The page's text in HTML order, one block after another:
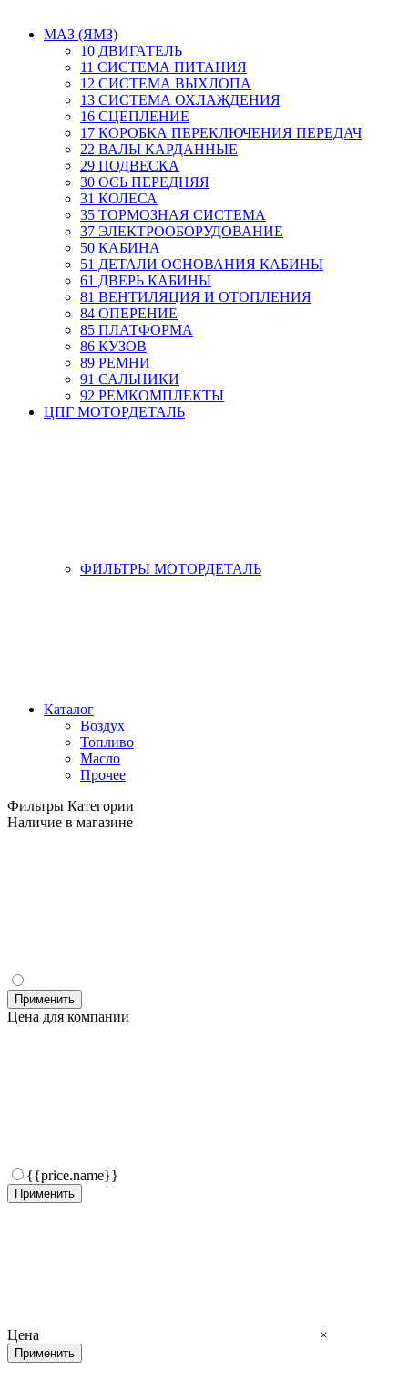
МАЗ (ЯМЗ)
10 ДВИГАТЕЛЬ
11 СИСТЕМА ПИТАНИЯ
12 СИСТЕМА ВЫХЛОПА
13 СИСТЕМА ОХЛАЖДЕНИЯ
16 СЦЕПЛЕНИЕ
17 КОРОБКА ПЕРЕКЛЮЧЕНИЯ ПЕРЕДАЧ
22 ВАЛЫ КАРДАННЫЕ
29 ПОДВЕСКА
30 ОСЬ ПЕРЕДНЯЯ
31 КОЛЕСА
35 ТОРМОЗНАЯ СИСТЕМА
37 ЭЛЕКТРООБОРУДОВАНИЕ
50 КАБИНА
51 ДЕТАЛИ ОСНОВАНИЯ КАБИНЫ
61 ДВЕРЬ КАБИНЫ
81 ВЕНТИЛЯЦИЯ И ОТОПЛЕНИЯ
84 ОПЕРЕНИЕ
85 ПЛАТФОРМА
86 КУЗОВ
89 РЕМНИ
91 САЛЬНИКИ
92 РЕМКОМПЛЕКТЫ
ЦПГ МОТОРДЕТАЛЬ
ФИЛЬТРЫ МОТОРДЕТАЛЬ
Каталог
Воздух
Топливо
Масло
Прочее
Фильтры Категории
Наличие в магазине
Применить
Цена для компании
{{price.name}}
Применить
Цена ×
Применить